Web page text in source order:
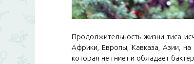
Продолжительность жизни тиса
Африки, Европы, Кавказа, Азии,
которая не гниет и обладает